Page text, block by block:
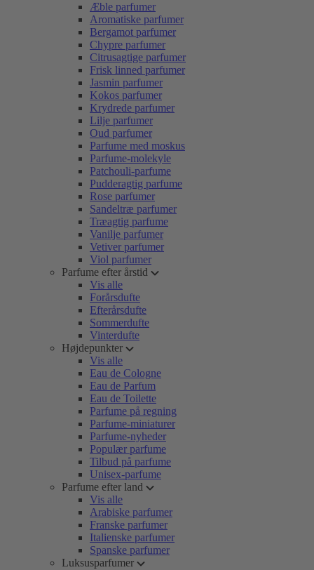
Æble parfumer
Aromatiske parfumer
Bergamot parfumer
Chypre parfumer
Citrusagtige parfumer
Frisk linned parfumer
Jasmin parfumer
Kokos parfumer
Krydrede parfumer
Lilje parfumer
Oud parfumer
Parfume med moskus
Parfume-molekyle
Patchouli-parfume
Pudderagtig parfume
Rose parfumer
Sandeltræ parfumer
Træagtig parfume
Vanilje parfumer
Vetiver parfumer
Viol parfumer
Parfume efter årstid
Vis alle
Forårsdufte
Efterårsdufte
Sommerdufte
Vinterdufte
Højdepunkter
Vis alle
Eau de Cologne
Eau de Parfum
Eau de Toilette
Parfume på regning
Parfume-miniaturer
Parfume-nyheder
Populær parfume
Tilbud på parfume
Unisex-parfume
Parfume efter land
Vis alle
Arabiske parfumer
Franske parfumer
Italienske parfumer
Spanske parfumer
Luksusparfumer